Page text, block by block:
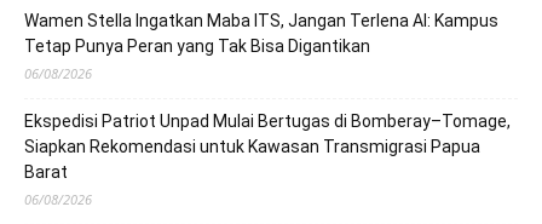
Wamen Stella Ingatkan Maba ITS, Jangan Terlena AI: Kampus
Tetap Punya Peran yang Tak Bisa Digantikan
06/08/2026
Ekspedisi Patriot Unpad Mulai Bertugas di Bomberay–Tomage,
Siapkan Rekomendasi untuk Kawasan Transmigrasi Papua
Barat
06/08/2026